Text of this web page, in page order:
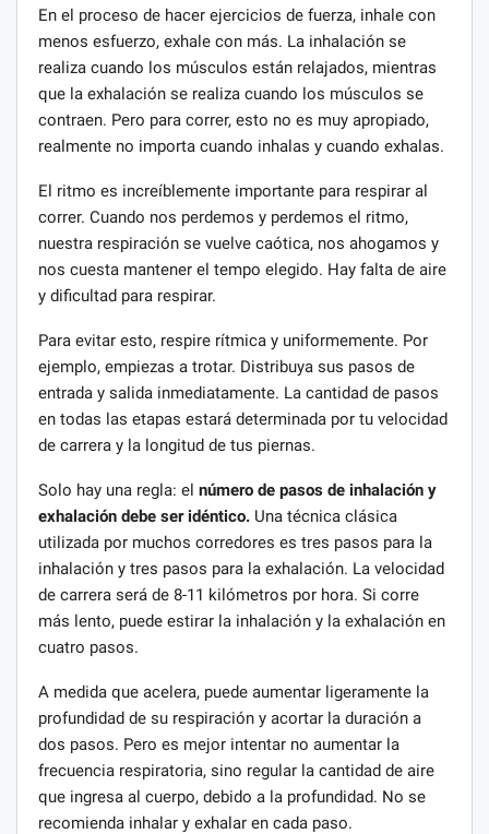
En el proceso de hacer ejercicios de fuerza, inhale con
menos esfuerzo, exhale con más. La inhalación se
realiza cuando los músculos están relajados, mientras
que la exhalación se realiza cuando los músculos se
contraen. Pero para correr, esto no es muy apropiado,
realmente no importa cuando inhalas y cuando exhalas.
El ritmo es increíblemente importante para respirar al
correr. Cuando nos perdemos y perdemos el ritmo,
nuestra respiración se vuelve caótica, nos ahogamos y
nos cuesta mantener el tempo elegido. Hay falta de aire
y dificultad para respirar.
Para evitar esto, respire rítmica y uniformemente. Por
ejemplo, empiezas a trotar. Distribuya sus pasos de
entrada y salida inmediatamente. La cantidad de pasos
en todas las etapas estará determinada por tu velocidad
de carrera y la longitud de tus piernas.
Solo hay una regla: el número de pasos de inhalación y
exhalación debe ser idéntico. Una técnica clásica
utilizada por muchos corredores es tres pasos para la
inhalación y tres pasos para la exhalación. La velocidad
de carrera será de 8-11 kilómetros por hora. Si corre
más lento, puede estirar la inhalación y la exhalación en
cuatro pasos.
A medida que acelera, puede aumentar ligeramente la
profundidad de su respiración y acortar la duración a
dos pasos. Pero es mejor intentar no aumentar la
frecuencia respiratoria, sino regular la cantidad de aire
que ingresa al cuerpo, debido a la profundidad. No se
recomienda inhalar y exhalar en cada paso.